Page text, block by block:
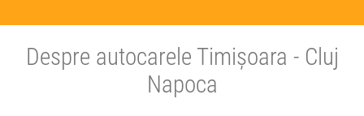
Despre autocarele Timișoara - Cluj
Napoca